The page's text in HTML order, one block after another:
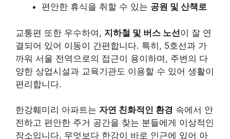
편안한 휴식을 취할 수 있는 공원 및 산책로
교통편 또한 우수하여, 지하철 및 버스 노선이 잘 연
결되어 있어 이동이 간편합니다. 특히, 5호선과 가
까워 서울 전역으로의 접근이 용이하며, 주변의 다
양한 상업시설과 교육기관도 이용할 수 있어 생활이
편리합니다.
한강훼미리 아파트는 자연 친화적인 환경 속에서 안
전하고 편안한 주거 공간을 찾는 분들에게 이상적인
장소입니다. 무엇보다 한강이 바로 인근에 있어 아